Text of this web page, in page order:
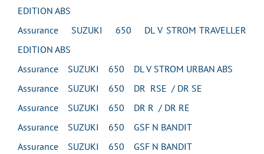
EDITION ABS
Assurance SUZUKI 650 DL V STROM TRAVELLER
EDITION ABS
Assurance SUZUKI 650 DL V STROM URBAN ABS
Assurance SUZUKI 650 DR RSE / DR SE
Assurance SUZUKI 650 DR R / DR RE
Assurance SUZUKI 650 GSF N BANDIT
Assurance SUZUKI 650 GSF N BANDIT